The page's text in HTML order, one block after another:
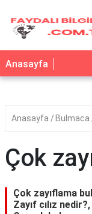
Anasayfa
Anasayfa Bulmaca
Çok
Çok zayıflama
Zayıf cılız